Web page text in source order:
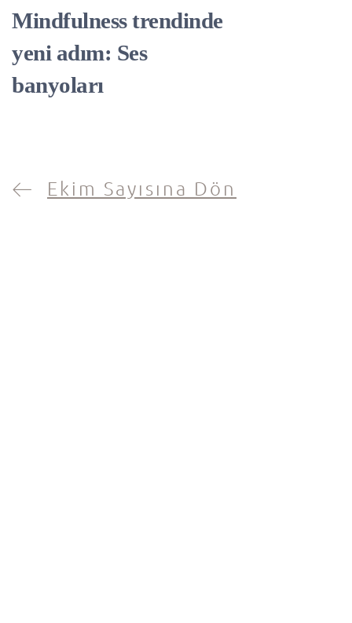
Mindfulness trendinde
yeni adım: Ses
banyoları
Ekim Sayısına Dön